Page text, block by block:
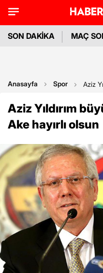
SON DAKİKA MAÇ
Anasayfa Spor Aziz
Aziz Yıldırım
Ake hayırlı olsun